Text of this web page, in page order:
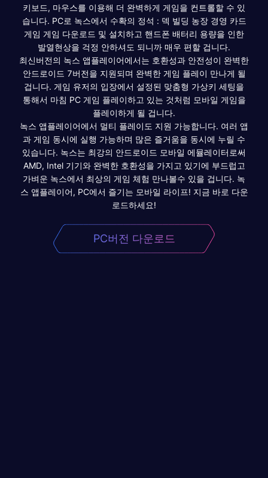
키보드, 마우스를 이용해 더 완벽하게 게임을 컨트롤할 수 있
습니다. PC로 녹스에서 수확의 정석 : 덱 빌딩 농장 경영 카드
게임 게임 다운로드 및 설치하고 핸드폰 배터리 용량을 인한
발열현상을 걱정 안하셔도 되니까 매우 편할 겁니다.
최신버전의 녹스 앱플레이어에서는 호환성과 안전성이 완벽한
안드로이드 7버전을 지원되며 완벽한 게임 플레이 만나게 될
겁니다. 게임 유저의 입장에서 설정된 맞춤형 가상키 세팅을
통해서 마침 PC 게임 플레이하고 있는 것처럼 모바일 게임을
플레이하게 될 겁니다.
녹스 앱플레이어에서 멀티 플레이도 지원 가능합니다. 여러 앱
과 게임 동시에 실행 가능하며 많은 즐거움을 동시에 누릴 수
있습니다. 녹스는 최강의 안드로이드 모바일 에뮬레이터로써
AMD, Intel 기기와 완벽한 호환성을 가지고 있기에 부드럽고
가벼운 녹스에서 최상의 게임 체험 만나볼수 있을 겁니다. 녹
스 앱플레이어, PC에서 즐기는 모바일 라이프! 지금 바로 다운
로드하세요!
PC버전 다운로드